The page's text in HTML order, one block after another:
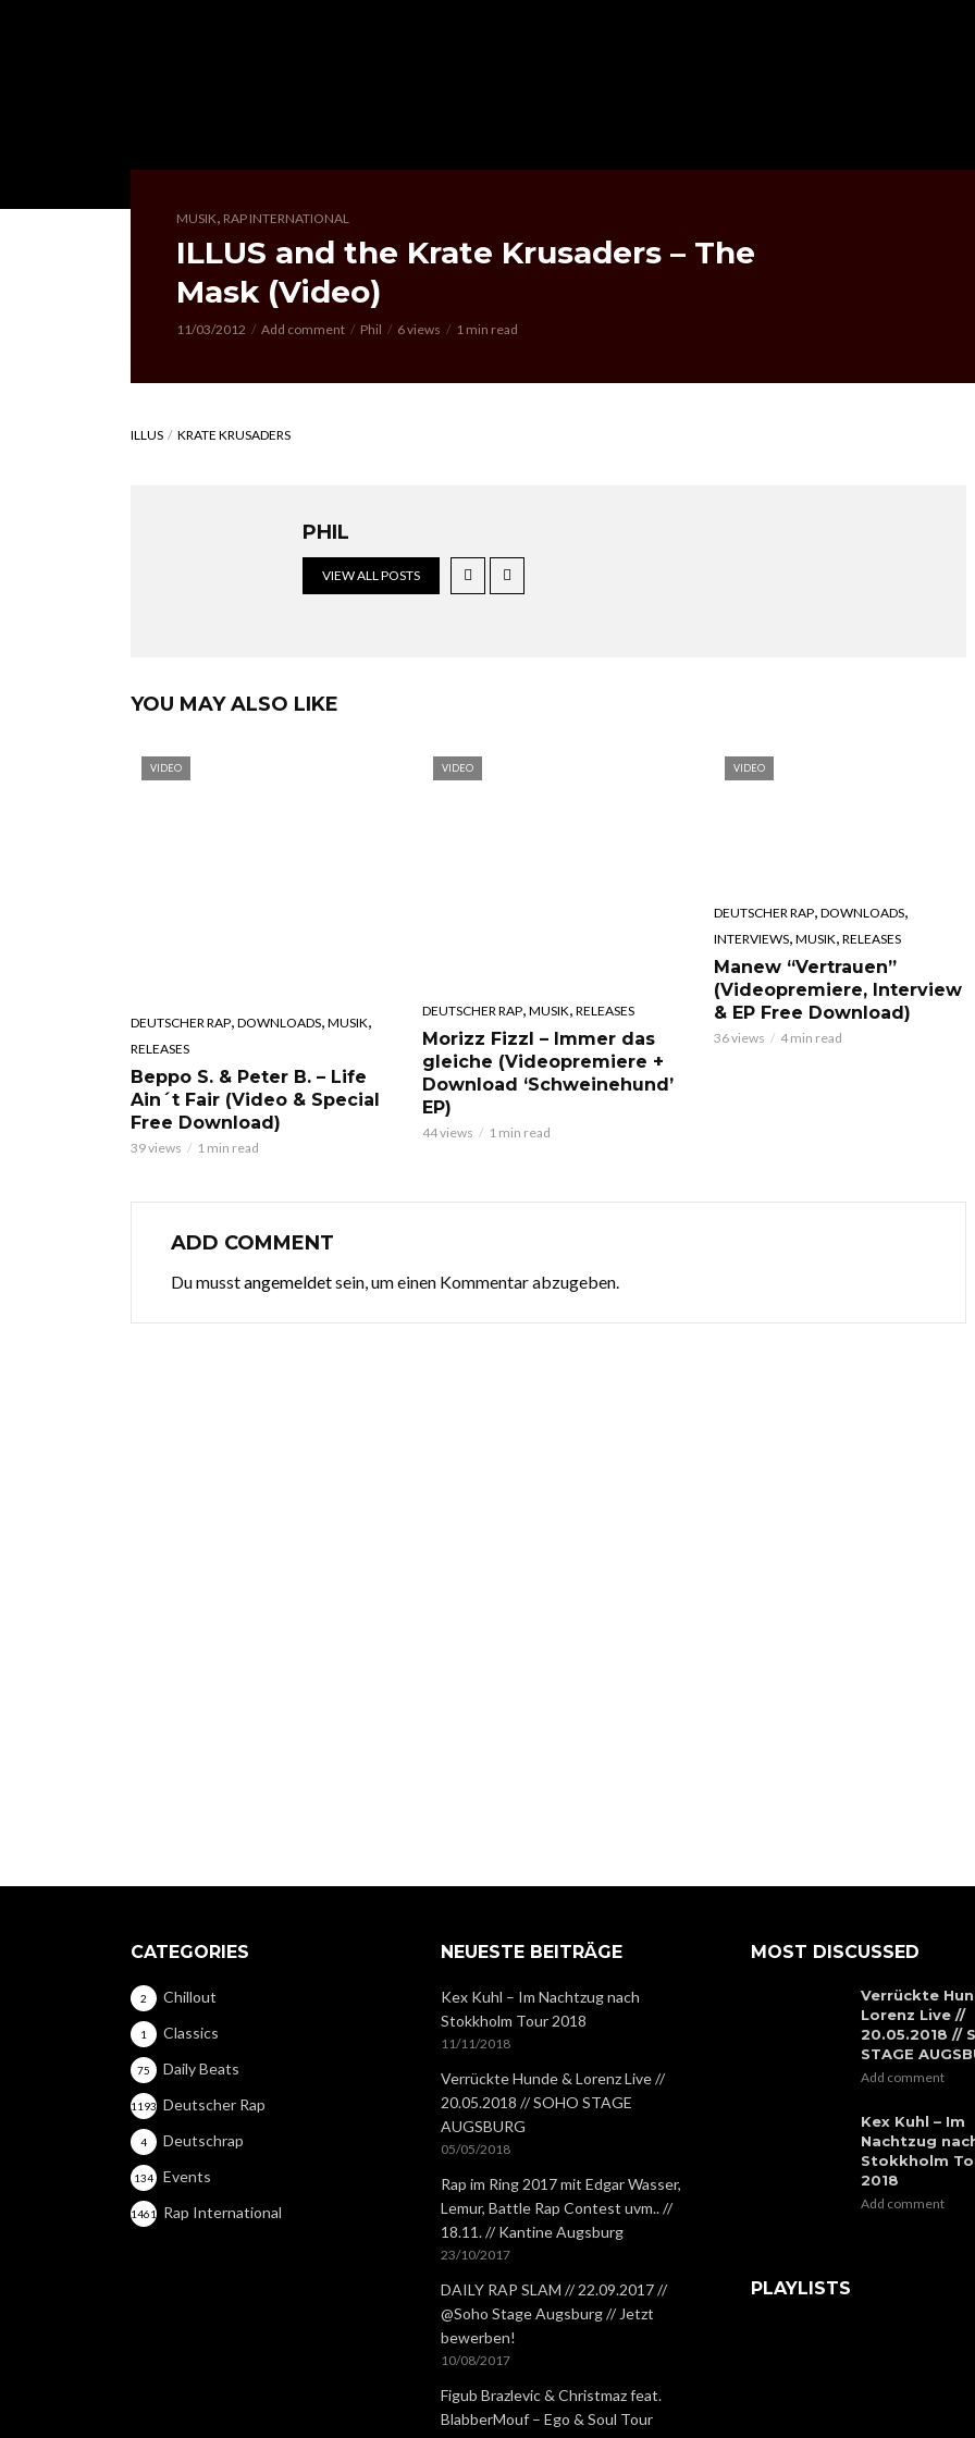
MUSIK, RAP INTERNATIONAL
ILLUS and the Krate Krusaders – The
Mask (Video)
11/03/2012 Add comment Phil 6 views 1 min read
ILLUS KRATE KRUSADERS
PHIL
VIEW ALL POSTS
YOU MAY ALSO LIKE
VIDEO
DEUTSCHER RAP, DOWNLOADS, MUSIK,
RELEASES
Beppo S. & Peter B. – Life
Ain´t Fair (Video & Special
Free Download)
39 views 1 min read
VIDEO
DEUTSCHER RAP, MUSIK, RELEASES
Morizz Fizzl – Immer das
gleiche (Videopremiere +
Download ‘Schweinehund’
EP)
44 views 1 min read
VIDEO
DEUTSCHER RAP, DOWNLOADS,
INTERVIEWS, MUSIK, RELEASES
Manew “Vertrauen”
(Videopremiere, Interview
& EP Free Download)
36 views 4 min read
ADD COMMENT
Du musstangemeldetsein, um einen Kommentar abzugeben.
CATEGORIES
Chillout
2
Classics
1
Daily Beats
75
Deutscher Rap
1193
Deutschrap
4
Events
134
Rap International
1461
NEUESTE BEITRÄGE
Kex Kuhl – Im Nachtzug nach
Stokkholm Tour 2018
11/11/2018
Verrückte Hunde & Lorenz Live //
20.05.2018 // SOHO STAGE
AUGSBURG
05/05/2018
Rap im Ring 2017 mit Edgar Wasser,
Lemur, Battle Rap Contest uvm.. //
18.11. // Kantine Augsburg
23/10/2017
DAILY RAP SLAM // 22.09.2017 //
@Soho Stage Augsburg // Jetzt
bewerben!
10/08/2017
Figub Brazlevic & Christmaz feat.
BlabberMouf – Ego & Soul Tour
MOST DISCUSSED
Verrückte
Lorenz Live //
20.05.2018 //
STAGE
Add comment
Kex Kuhl – Im
Nachtzug
Stokkholm
2018
Add comment
PLAYLISTS